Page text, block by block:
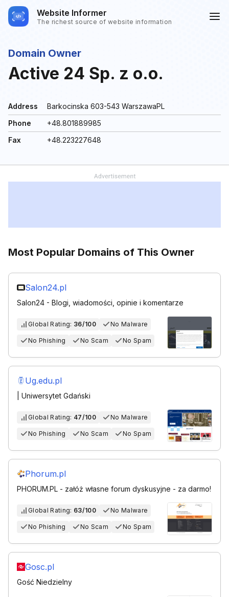
Website Informer
The richest source of website information
Domain Owner
Active 24 Sp. z o.o.
Address
Barkocinska 603-543 WarszawaPL
Phone
+48.801889985
Fax
+48.223227648
Most Popular Domains of This Owner
Salon24.pl
Salon24 - Blogi, wiadomości, opinie i komentarze
Global Rating: 36/100 No Malware
No Phishing No Scam No Spam
Ug.edu.pl
| Uniwersytet Gdański
Global Rating: 47/100 No Malware
No Phishing No Scam No Spam
Phorum.pl
PHORUM.PL - załóż własne forum dyskusyjne - za darmo!
Global Rating: 63/100 No Malware
No Phishing No Scam No Spam
Gosc.pl
Gość Niedzielny